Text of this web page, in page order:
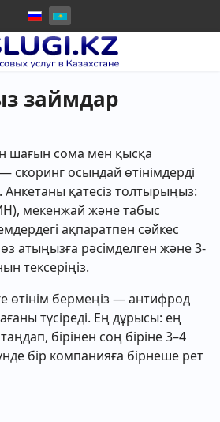
займдар
шағын сома мен қысқа
скоринг осындай өтінімдерді
қатесіз толтырыңыз:
мекенжай және табыс
ақпаратпен сәйкес
атыңызға рәсімделген және 3-
тексеріңіз.
өтінім бермеңіз — антифрод
түсіреді. Ең дұрысы: ең
бірінен соң біріне 3–4
бір компанияға бірнеше рет